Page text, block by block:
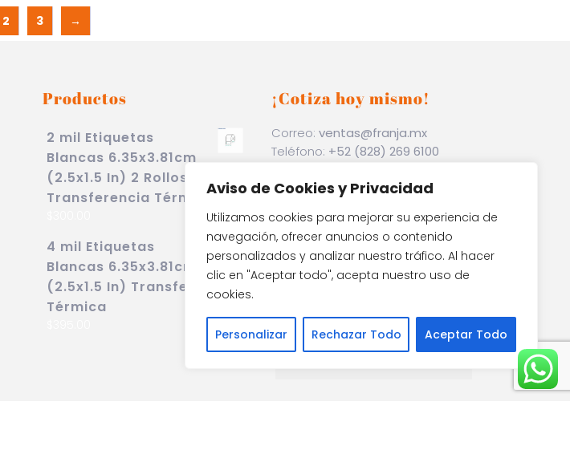
Aviso de Cookies y Privacidad
Utilizamos cookies para mejorar su experiencia de
navegación, ofrecer anuncios o contenido
personalizados y analizar nuestro tráfico. Al hacer
clic en "Aceptar todo", acepta nuestro uso de
cookies.
Personalizar Rechazar Todo Aceptar Todo
2 3 →
Productos
2 mil Etiquetas
Blancas 6.35x3.81cm
(2.5x1.5 In) 2 Rollos
Transferencia Térmica
4 mil Etiquetas
Blancas 6.35x3.81cm
(2.5x1.5 In) Transferencia
Térmica
¡Cotiza hoy mismo!
Correo: ventas@franja.mx
Teléfono: +52 (828) 269 6100
Hda Chih Km 3 Int 1/2 Km,